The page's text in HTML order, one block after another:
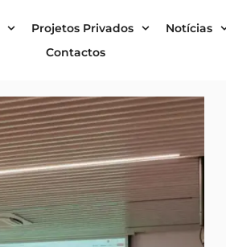
Projetos Privados Notícias
Contactos